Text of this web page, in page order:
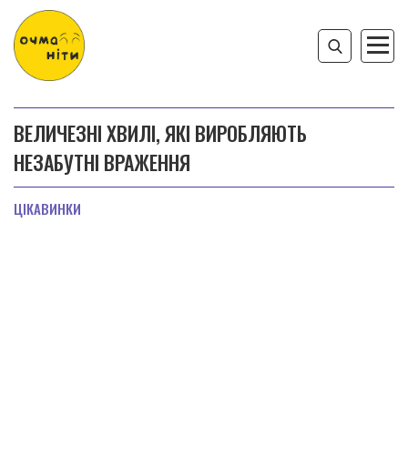
ВЕЛИЧЕЗНІ ХВИЛІ, ЯКІ ВИРОБЛЯЮТЬ
НЕЗАБУТНІ ВРАЖЕННЯ
ЦІКАВИНКИ